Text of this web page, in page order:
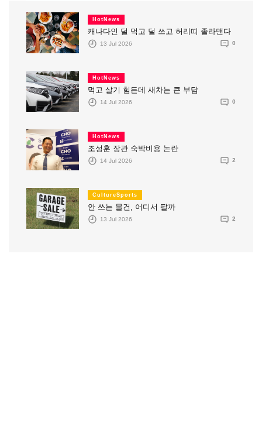
HotNews
캐나다인 덜 먹고 덜 쓰고 허리띠 졸라맨다
13 Jul 2026 0
HotNews
먹고 살기 힘든데 새차는 큰 부담
14 Jul 2026 0
HotNews
조성훈 장관 숙박비용 논란
14 Jul 2026 2
CultureSports
안 쓰는 물건, 어디서 팔까
13 Jul 2026 2